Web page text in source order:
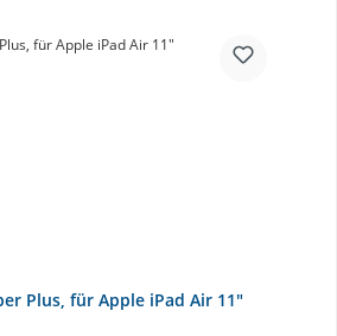
Plus, für Apple iPad Air 11"